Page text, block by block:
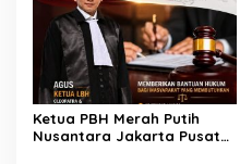
Ketua PBH Merah Putih
Nusantara Jakarta Pusat